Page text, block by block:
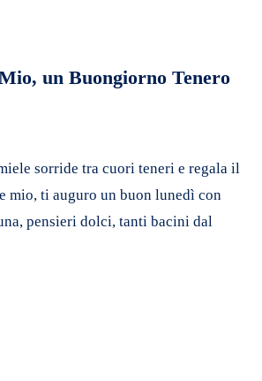
un Buongiorno Tenero
sorride tra cuori teneri e regala il
mio, ti auguro un buon lunedì con
pensieri dolci, tanti bacini dal